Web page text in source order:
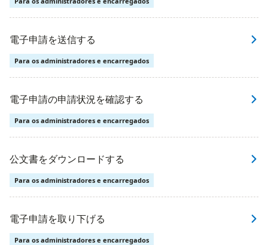
電子申請を送信する
Para os administradores e encarregados
電子申請の申請状況を確認する
Para os administradores e encarregados
公文書をダウンロードする
Para os administradores e encarregados
電子申請を取り下げる
Para os administradores e encarregados